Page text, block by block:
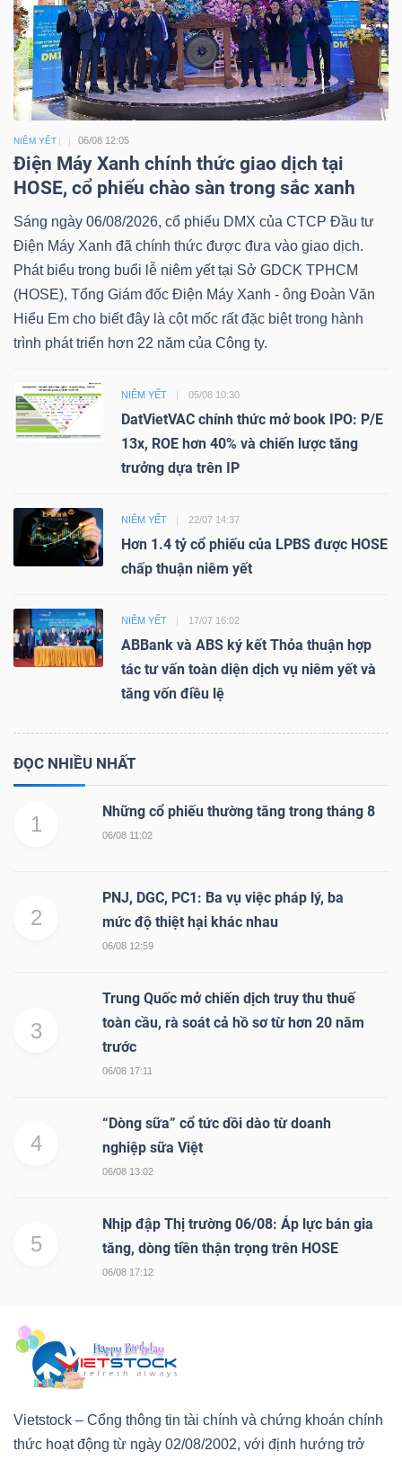
NIÊM YẾT 06/08 12:05
Điện Máy Xanh chính thức giao dịch tại
HOSE, cổ phiếu chào sàn trong sắc xanh
Sáng ngày 06/08/2026, cổ phiếu DMX của CTCP Đầu tư
Điện Máy Xanh đã chính thức được đưa vào giao dịch.
Phát biểu trong buổi lễ niêm yết tại Sở GDCK TPHCM
(HOSE), Tổng Giám đốc Điện Máy Xanh - ông Đoàn Văn
Hiểu Em cho biết đây là cột mốc rất đặc biệt trong hành
trình phát triển hơn 22 năm của Công ty.
NIÊM YẾT 05/08 10:30
DatVietVAC chính thức mở book IPO: P/E
13x, ROE hơn 40% và chiến lược tăng
trưởng dựa trên IP
NIÊM YẾT 22/07 14:37
Hơn 1.4 tỷ cổ phiếu của LPBS được HOSE
chấp thuận niêm yết
NIÊM YẾT 17/07 16:02
ABBank và ABS ký kết Thỏa thuận hợp
tác tư vấn toàn diện dịch vụ niêm yết và
tăng vốn điều lệ
ĐỌC NHIỀU NHẤT
1
Những cổ phiếu thường tăng trong tháng 8
06/08 11:02
2
PNJ, DGC, PC1: Ba vụ việc pháp lý, ba
mức độ thiệt hại khác nhau
06/08 12:59
3
Trung Quốc mở chiến dịch truy thu thuế
toàn cầu, rà soát cả hồ sơ từ hơn 20 năm
trước
06/08 17:11
4
“Dòng sữa” cổ tức dồi dào từ doanh
nghiệp sữa Việt
06/08 13:02
5
Nhịp đập Thị trường 06/08: Áp lực bán gia
tăng, dòng tiền thận trọng trên HOSE
06/08 17:12
Vietstock – Cổng thông tin tài chính và chứng khoán chính
thức hoạt động từ ngày 02/08/2002, với định hướng trở